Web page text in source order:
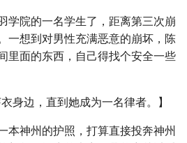
学院的一名学生了，距离第三次崩
一想到对男性充满恶意的崩坏，陈
里面的东西，自己得找个安全一些
身边，直到她成为一名律者。】
本神州的护照，打算直接投奔神州